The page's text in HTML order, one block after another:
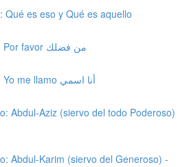
Qué es eso y Qué es aquello
29. Expresión: Por favor من فضلك
30. Expresión: Yo me llamo أنا اسمي
Abdul-Aziz (siervo del todo Poderoso)
Abdul-Karim (siervo del Generoso) -